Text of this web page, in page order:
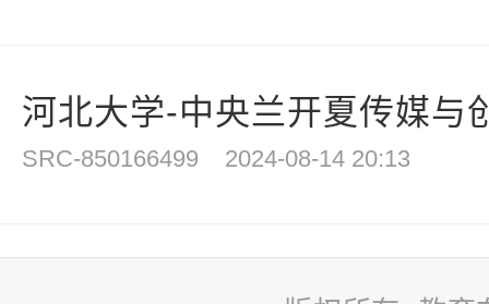
河北大学-中央兰开夏传媒与
SRC-850166499 2024-08-14 20:13